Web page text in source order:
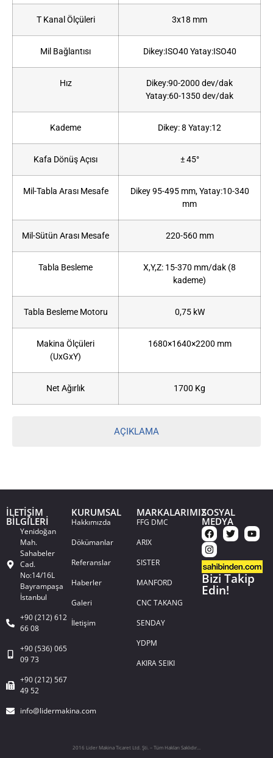
AÇIKLAMA
T Kanal Ölçüleri 3x18 mm
Mil Bağlantısı Dikey:ISO40 Yatay:ISO40
Hız
Dikey:90-2000 dev/dak
Yatay:60-1350 dev/dak
Kademe Dikey: 8 Yatay:12
Kafa Dönüş Açısı ± 45°
Mil-Tabla Arası Mesafe
Dikey 95-495 mm, Yatay:10-340
mm
Mil-Sütün Arası Mesafe 220-560 mm
Tabla Besleme
X,Y,Z: 15-370 mm/dak (8
kademe)
Tabla Besleme Motoru 0,75 kW
Makina Ölçüleri
(UxGxY)
1680×1640×2200 mm
Net Ağırlık 1700 Kg
İLETİŞİM
BİLGİLERİ
Yenidoğan
Mah.
Sahabeler
Cad.
No:14/16L
Bayrampaşa
İstanbul
+90 (212) 612
66 08
+90 (536) 065
09 73
+90 (212) 567
49 52
info@lidermakina.com
KURUMSAL
Hakkımızda
Dökümanlar
Referanslar
Haberler
Galeri
İletişim
MARKALARIMIZ
FFG DMC
ARIX
SISTER
MANFORD
CNC TAKANG
SENDAY
YDPM
AKIRA SEIKI
SOSYAL
MEDYA
Bizi Takip
Edin!
2016 Lider Makina Ticaret Ltd. Şti. – Tüm Hakları Saklıdır…